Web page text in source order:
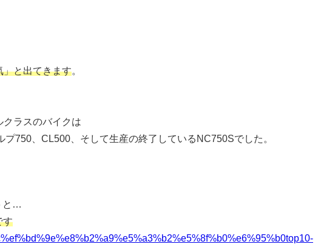
と出てきます。
ラスのバイクは
750、CL500、そして生産の終了しているNC750Sでした。
と…
す